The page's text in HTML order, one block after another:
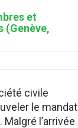
et
(Genève,
civile
le mandat
l’arrivée